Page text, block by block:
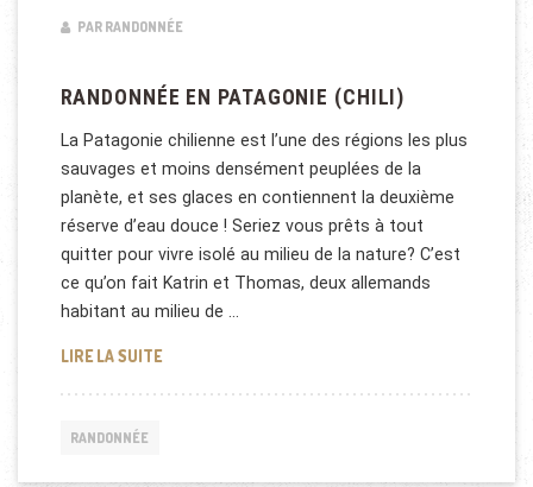
PAR RANDONNÉE
RANDONNÉE EN PATAGONIE (CHILI)
La Patagonie chilienne est l’une des régions les plus
sauvages et moins densément peuplées de la
planète, et ses glaces en contiennent la deuxième
réserve d’eau douce ! Seriez vous prêts à tout
quitter pour vivre isolé au milieu de la nature? C’est
ce qu’on fait Katrin et Thomas, deux allemands
habitant au milieu de …
LIRE LA SUITERANDONNÉE EN PATAGONIE (CHILI)
RANDONNÉE